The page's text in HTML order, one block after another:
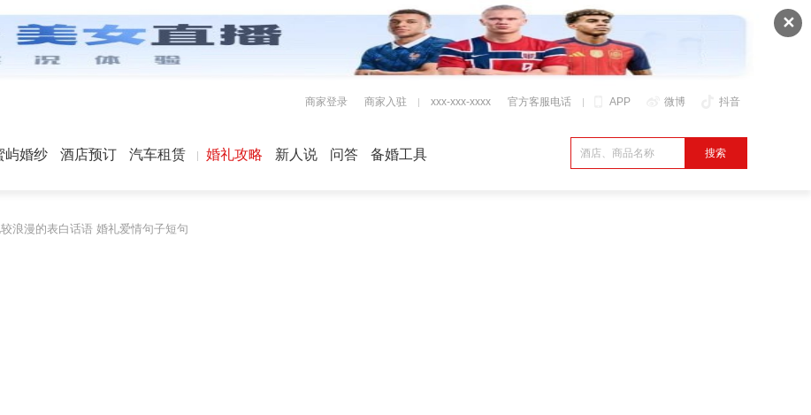
✕
APP 微博 抖音
商家登录 商家入驻 xxx-xxx-xxxx 官方客服电话
屿婚纱 酒店预订 汽车租赁 婚礼攻略 新人说 问答 备婚工具
浪漫的表白话语 婚礼爱情句子短句